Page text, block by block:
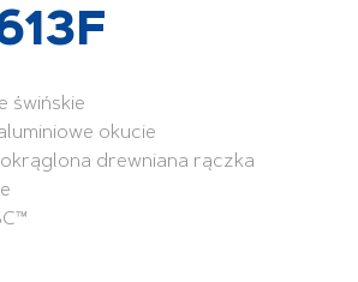
świńskie
okucie
drewniana rączka